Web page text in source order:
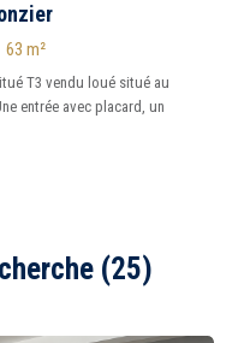
63 m²
T3 vendu loué situé au
entrée avec placard, un
(25)